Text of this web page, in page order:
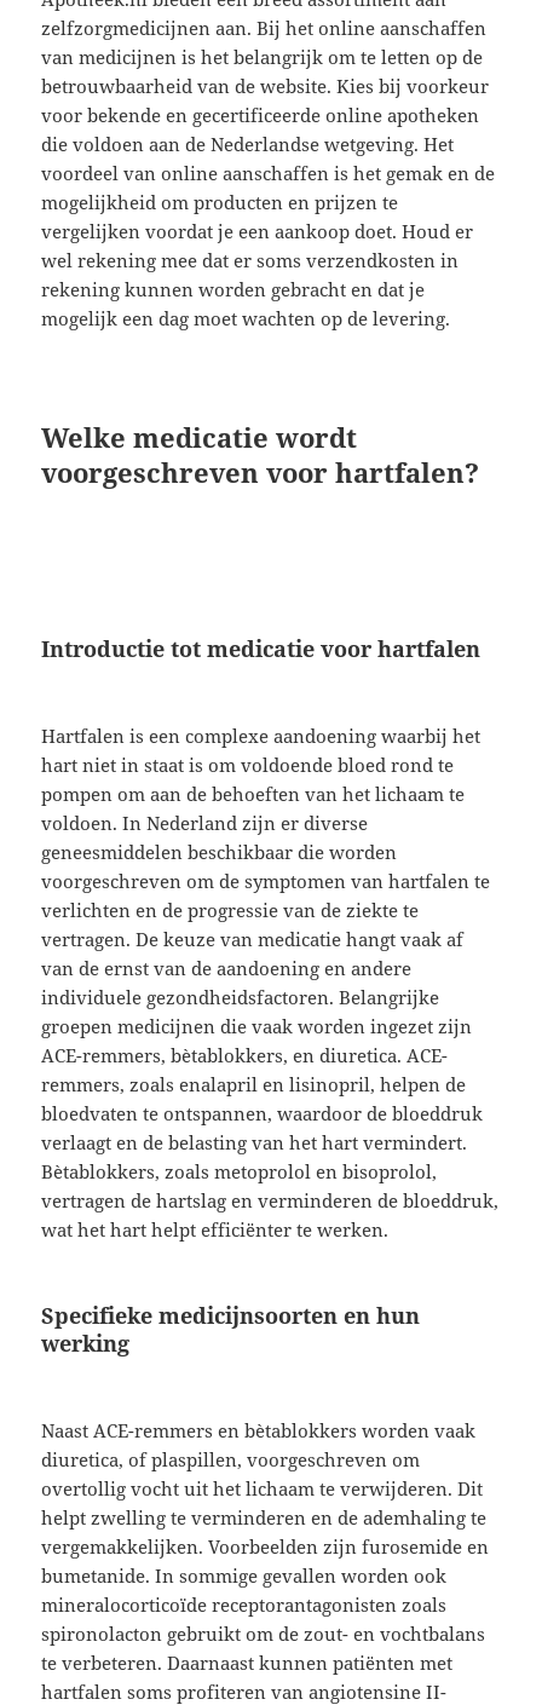
zelfzorgmedicijnen aan. Bij het online aanschaffen
van medicijnen is het belangrijk om te letten op de
betrouwbaarheid van de website. Kies bij voorkeur
voor bekende en gecertificeerde online apotheken
die voldoen aan de Nederlandse wetgeving. Het
voordeel van online aanschaffen is het gemak en de
mogelijkheid om producten en prijzen te
vergelijken voordat je een aankoop doet. Houd er
wel rekening mee dat er soms verzendkosten in
rekening kunnen worden gebracht en dat je
mogelijk een dag moet wachten op de levering.
Welke medicatie wordt
voorgeschreven voor hartfalen?
Introductie tot medicatie voor hartfalen
Hartfalen is een complexe aandoening waarbij het
hart niet in staat is om voldoende bloed rond te
pompen om aan de behoeften van het lichaam te
voldoen. In Nederland zijn er diverse
geneesmiddelen beschikbaar die worden
voorgeschreven om de symptomen van hartfalen te
verlichten en de progressie van de ziekte te
vertragen. De keuze van medicatie hangt vaak af
van de ernst van de aandoening en andere
individuele gezondheidsfactoren. Belangrijke
groepen medicijnen die vaak worden ingezet zijn
ACE-remmers, bètablokkers, en diuretica. ACE-
remmers, zoals enalapril en lisinopril, helpen de
bloedvaten te ontspannen, waardoor de bloeddruk
verlaagt en de belasting van het hart vermindert.
Bètablokkers, zoals metoprolol en bisoprolol,
vertragen de hartslag en verminderen de bloeddruk,
wat het hart helpt efficiënter te werken.
Specifieke medicijnsoorten en hun
werking
Naast ACE-remmers en bètablokkers worden vaak
diuretica, of plaspillen, voorgeschreven om
overtollig vocht uit het lichaam te verwijderen. Dit
helpt zwelling te verminderen en de ademhaling te
vergemakkelijken. Voorbeelden zijn furosemide en
bumetanide. In sommige gevallen worden ook
mineralocorticoïde receptorantagonisten zoals
spironolacton gebruikt om de zout- en vochtbalans
te verbeteren. Daarnaast kunnen patiënten met
hartfalen soms profiteren van angiotensine II-